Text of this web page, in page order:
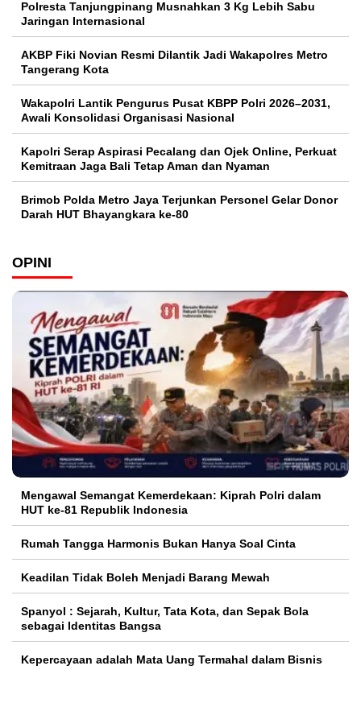
Polresta Tanjungpinang Musnahkan 3 Kg Lebih Sabu
Jaringan Internasional
AKBP Fiki Novian Resmi Dilantik Jadi Wakapolres Metro
Tangerang Kota
Wakapolri Lantik Pengurus Pusat KBPP Polri 2026–2031,
Awali Konsolidasi Organisasi Nasional
Kapolri Serap Aspirasi Pecalang dan Ojek Online, Perkuat
Kemitraan Jaga Bali Tetap Aman dan Nyaman
Brimob Polda Metro Jaya Terjunkan Personel Gelar Donor
Darah HUT Bhayangkara ke-80
OPINI
Mengawal Semangat Kemerdekaan: Kiprah Polri dalam
HUT ke-81 Republik Indonesia
Rumah Tangga Harmonis Bukan Hanya Soal Cinta
Keadilan Tidak Boleh Menjadi Barang Mewah
Spanyol : Sejarah, Kultur, Tata Kota, dan Sepak Bola
sebagai Identitas Bangsa
Kepercayaan adalah Mata Uang Termahal dalam Bisnis